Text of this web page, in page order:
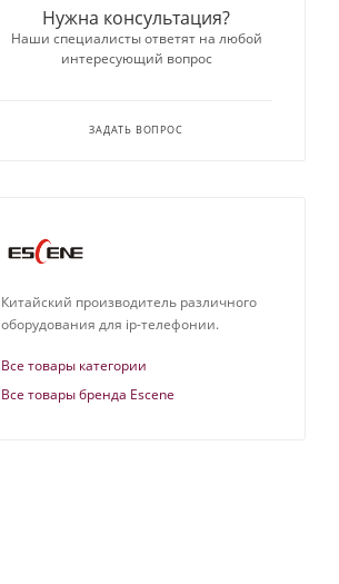
Китайский производитель различного
оборудования для ip-телефонии.
Все товары категории
Все товары бренда Escene
Нужна консультация?
Наши специалисты ответят на любой
интересующий вопрос
ЗАДАТЬ ВОПРОС